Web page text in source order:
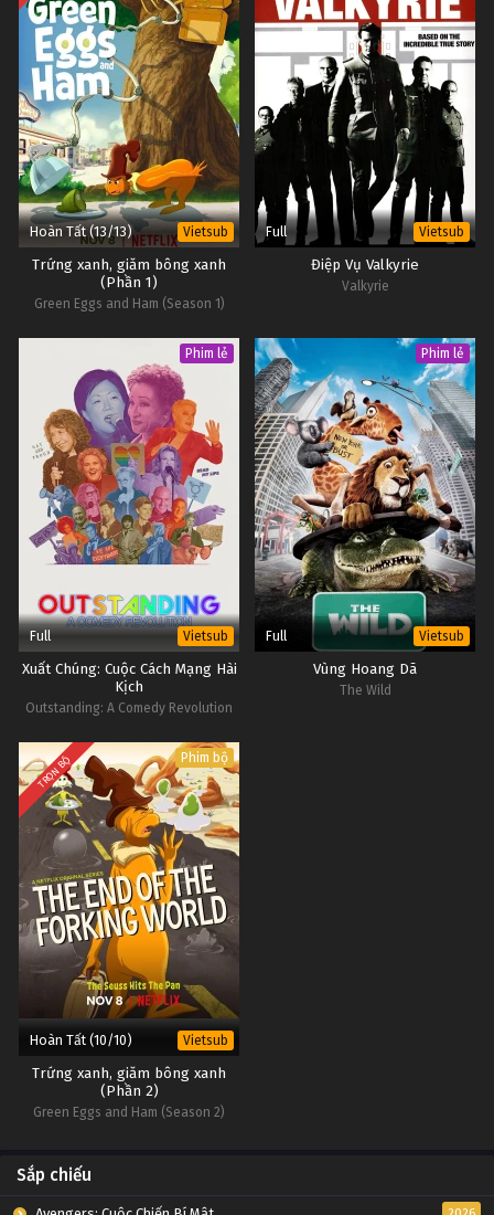
Hoàn Tất (13/13) Vietsub
Trứng xanh, giăm bông xanh
(Phần 1)
Green Eggs and Ham (Season 1)
Full Vietsub
Điệp Vụ Valkyrie
Valkyrie
Phim lẻ
Full Vietsub
Xuất Chúng: Cuộc Cách Mạng Hài
Kịch
Outstanding: A Comedy Revolution
Phim lẻ
Full Vietsub
Vùng Hoang Dã
The Wild
TRỌN BỘ Phim bộ
Hoàn Tất (10/10) Vietsub
Trứng xanh, giăm bông xanh
(Phần 2)
Green Eggs and Ham (Season 2)
Sắp chiếu